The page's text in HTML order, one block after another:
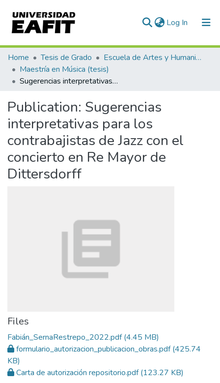
Log In (current)
Communities & Collections
All of DSpace
Home Tesis de Grado
Escuela de Artes y Humanidades
Maestría en Música (tesis)
Sugerencias interpretativas para los contrabajistas de Jazz con el concierto en Re Mayor de Dittersdorff
Publication: Sugerencias
interpretativas para los
contrabajistas de Jazz con el
concierto en Re Mayor de
Dittersdorff
Files
Fabián_SernaRestrepo_2022.pdf(4.45 MB)
formulario_autorizacion_publicacion_obras.pdf(425.74
KB)
Carta de autorización repositorio.pdf(123.27 KB)